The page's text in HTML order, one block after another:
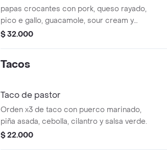
papas crocantes con pork, queso rayado,
pico e gallo, guacamole, sour cream y
mermelada de jalapeño
$ 32.000
Tacos
Taco de pastor
Orden x3 de taco con puerco marinado,
piña asada, cebolla, cilantro y salsa verde.
$ 22.000